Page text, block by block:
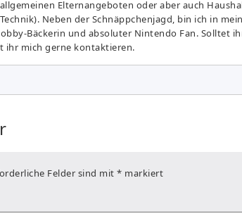
Elternangeboten oder aber auch
Neben der Schnäppchenjagd, bin ich in
Bäckerin und absoluter Nintendo Fan. Solltet
ihr mich gerne kontaktieren.
Felder sind mit * markiert